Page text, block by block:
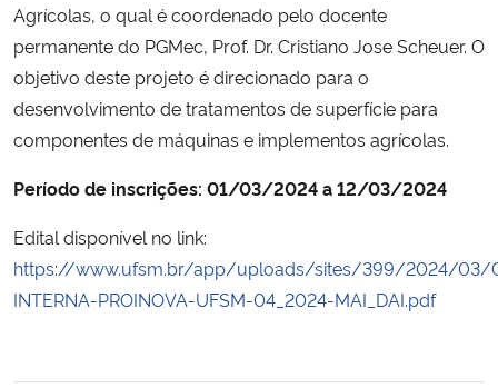
Planalto
Agrícolas, o qual é coordenado pelo docente
permanente do PGMec, Prof. Dr. Cristiano Jose Scheuer. O
objetivo deste projeto é direcionado para o
desenvolvimento de tratamentos de superfície para
componentes de máquinas e implementos agrícolas.
Período de inscrições: 01/03/2024 a 12/03/2024
Edital disponível no link:
https://www.ufsm.br/app/uploads/sites/399/2024/03/
INTERNA-PROINOVA-UFSM-04_2024-MAI_DAI.pdf